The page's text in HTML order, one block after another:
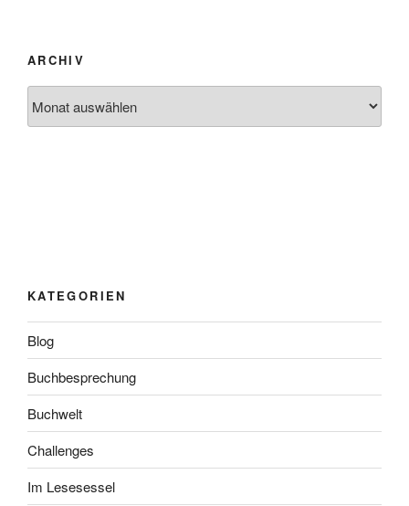
ARCHIV
KATEGORIEN
Blog
Buchbesprechung
Buchwelt
Challenges
Im Lesesessel